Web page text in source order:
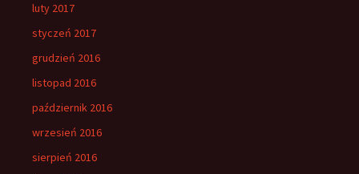
luty 2017
styczeń 2017
grudzień 2016
listopad 2016
październik 2016
wrzesień 2016
sierpień 2016